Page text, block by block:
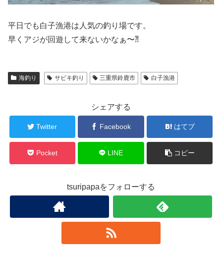
平日でも白子漁港は人気の釣り場です。
早くアジが回遊して来ないかなぁ〜⁈
海釣り サビキ釣り 三重県鈴鹿市 白子漁港
シェアする
Twitter Facebook はてブ
Pocket LINE コピー
tsuripapaをフォローする